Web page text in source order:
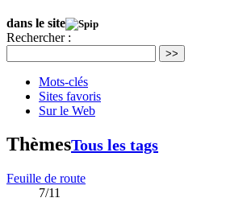
dans le site
Rechercher :
>>
Mots-clés
Sites favoris
Sur le Web
ThèmesTous les tags
Feuille de route
7/11